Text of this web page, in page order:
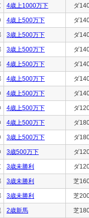
4歳上1000万下 ダ
4歳上500万下 ダ
3歳上500万下 ダ
3歳上500万下 ダ
4歳上500万下 ダ
4歳上500万下 ダ
4歳上500万下 ダ
4歳上500万下 ダ
4歳上500万下 ダ
3歳上500万下 ダ
3歳500万下 ダ
3歳未勝利 ダ
3歳未勝利 芝
3歳未勝利 芝
2歳新馬 芝